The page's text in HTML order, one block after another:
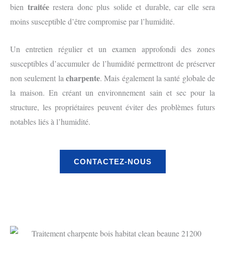
bien traitéerestera donc plus solide et durable, car elle sera
moins susceptible d’être compromise par l’humidité.
Un entretien régulier et un examen approfondi des zones
susceptibles d’accumuler de l’humidité permettront de préserver
non seulement la charpente. Mais également la santé globale de
la maison. En créant un environnement sain et sec pour la
structure, les propriétaires peuvent éviter des problèmes futurs
notables liés à l’humidité.
CONTACTEZ-NOUS